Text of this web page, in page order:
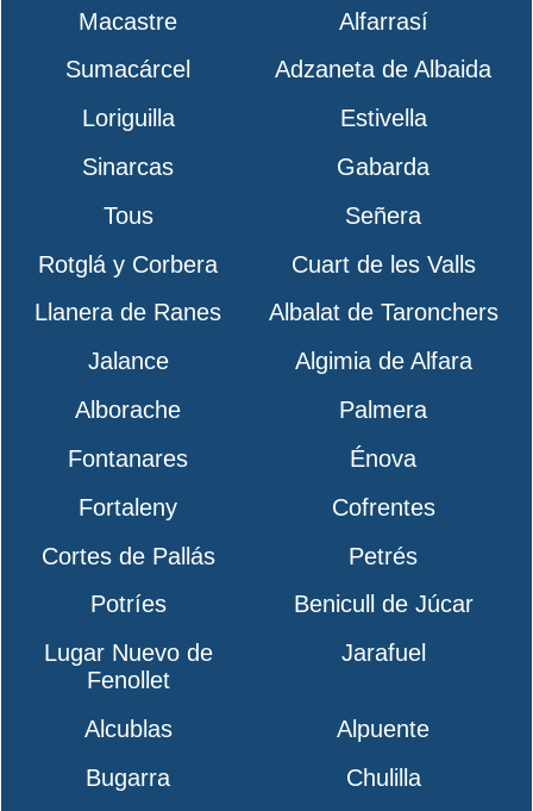
Macastre
Alfarrasí
Sumacárcel
Adzaneta de Albaida
Loriguilla
Estivella
Sinarcas
Gabarda
Tous
Señera
Rotglá y Corbera
Cuart de les Valls
Llanera de Ranes
Albalat de Taronchers
Jalance
Algimia de Alfara
Alborache
Palmera
Fontanares
Énova
Fortaleny
Cofrentes
Cortes de Pallás
Petrés
Potríes
Benicull de Júcar
Lugar Nuevo de
Fenollet
Jarafuel
Alcublas
Alpuente
Bugarra
Chulilla